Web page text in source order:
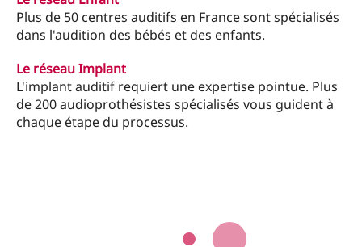
Plus de 50 centres auditifs en France sont spécialisés
dans l'audition des bébés et des enfants.
Le réseau Implant
L'implant auditif requiert une expertise pointue. Plus
de 200 audioprothésistes spécialisés vous guident à
chaque étape du processus.